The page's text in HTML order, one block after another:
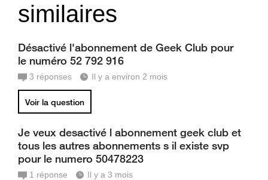
similaires
Désactivé l'abonnement de Geek Club pour
le numéro 52 792 916
3 réponses Il y a environ 2 mois
Voir la question
Je veux desactivé l abonnement geek club et
tous les autres abonnements s il existe svp
pour le numero 50478223
1 réponse Il y a 3 mois